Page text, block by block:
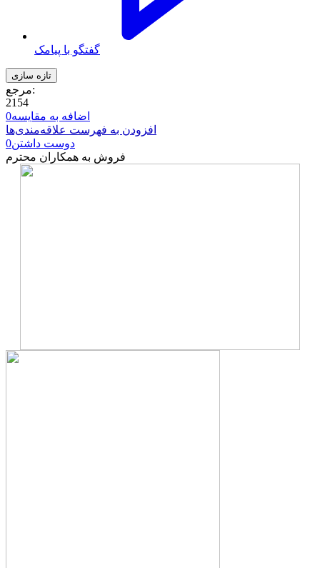
گفتگو با پیامک
مرجع:
2154
اضافه به مقایسه0
افزودن به فهرست علاقه‌مندی‌ها
دوست داشتن0
فروش به همکاران محترم